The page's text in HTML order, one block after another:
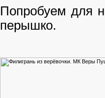
Попробуем для
перышко.